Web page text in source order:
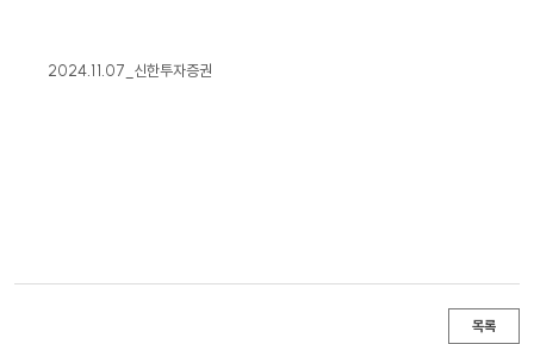
2024.11.07_신한투자증권
목록